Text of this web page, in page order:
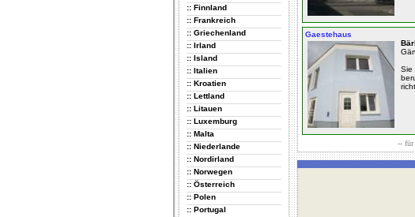
:: Finnland
:: Frankreich
:: Griechenland
:: Irland
:: Island
:: Italien
:: Kroatien
:: Lettland
:: Litauen
:: Luxemburg
:: Malta
:: Niederlande
:: Nordirland
:: Norwegen
:: Österreich
:: Polen
:: Portugal
Gaestehaus
Sie
-- für